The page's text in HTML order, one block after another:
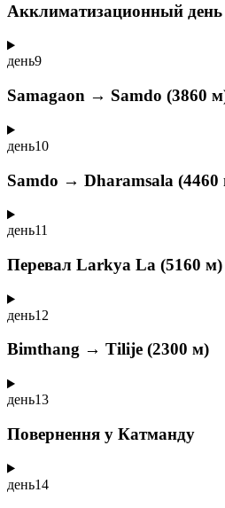
Акклиматизационный день
день9
Samagaon → Samdo (3860
день10
Samdo → Dharamsala (4460
день11
Перевал Larkya La (5160
день12
Bimthang → Tilije (2300 м)
день13
Повернення у Катманду
день14